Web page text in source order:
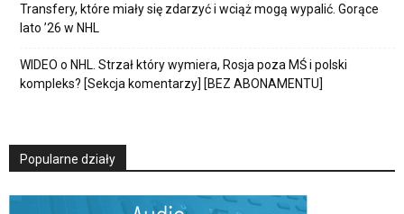
Transfery, które miały się zdarzyć i wciąż mogą wypalić. Gorące
lato ’26 w NHL
WIDEO o NHL. Strzał który wymiera, Rosja poza MŚ i polski
kompleks? [Sekcja komentarzy] [BEZ ABONAMENTU]
Popularne działy